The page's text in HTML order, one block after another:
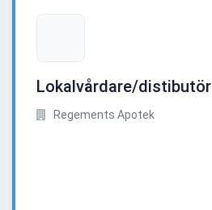
Lokalvårdare/distibutör
Regements Apotek